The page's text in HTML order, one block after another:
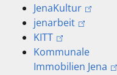
JenaKultur
jenarbeit
KITT
Kommunale
Immobilien Jena